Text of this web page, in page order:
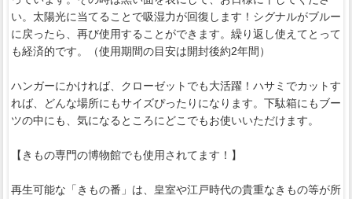
い。太陽光に当てることで吸湿力が回復します！シグナルがブルー
に戻ったら、再び使用することができます。繰り返し使えてとって
も経済的です。（使用期間の目安は開封後約2年間）
ハンガーにかければ、クローゼットでも大活躍！ハサミでカットす
れば、どんな場所にもサイズぴったりになります。下駄箱にもブー
ツの中にも、気になるところにどこでもお使いいただけます。
【きもの専門の博物館でも使用されてます！】
再生可能な「きもの番」は、皇室や江戸時代の貴重なきもの等が所